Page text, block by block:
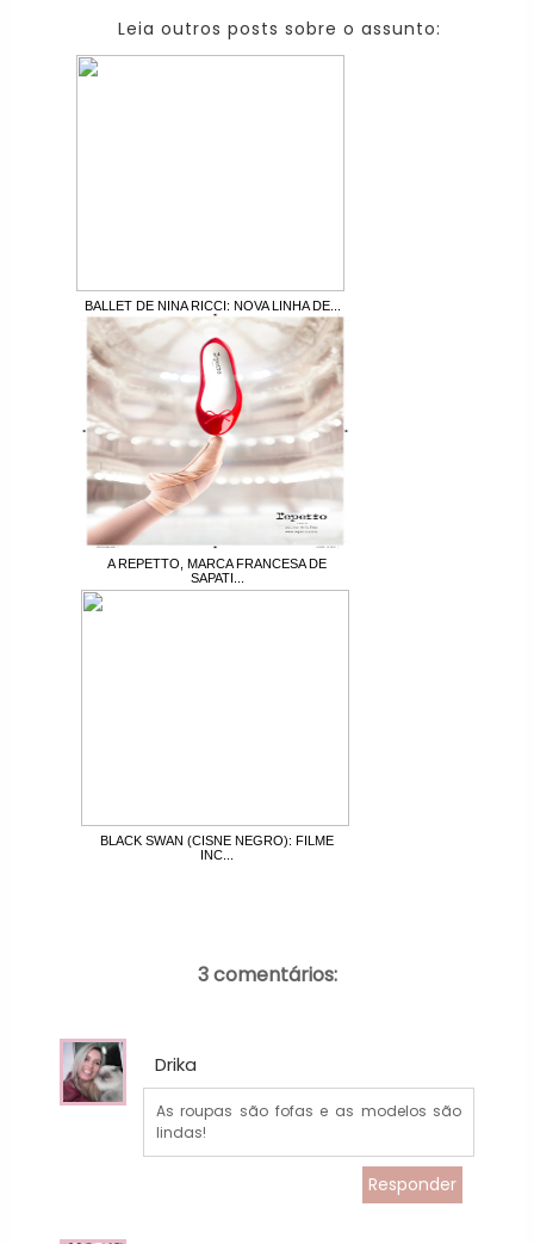
Leia outros posts sobre o assunto:
BALLET DE NINA RICCI: NOVA LINHA DE...
A REPETTO, MARCA FRANCESA DE
SAPATI...
BLACK SWAN (CISNE NEGRO): FILME
INC...
3 comentários:
Drika
As roupas são fofas e as modelos são
lindas!
Responder